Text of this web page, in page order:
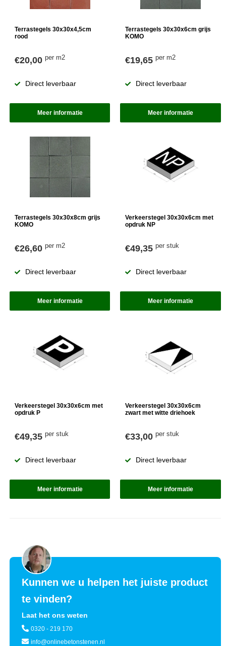
Terrastegels 30x30x4,5cm
rood
€20,00 per m2
Direct leverbaar
Meer informatie
Terrastegels 30x30x6cm grijs
KOMO
€19,65per m2
Direct leverbaar
Meer informatie
Terrastegels 30x30x8cm grijs
KOMO
€26,60 per m2
Direct leverbaar
Meer informatie
Verkeerstegel 30x30x6cm met
opdruk NP
€49,35per stuk
Direct leverbaar
Meer informatie
Verkeerstegel 30x30x6cm met
opdruk P
€49,35 per stuk
Direct leverbaar
Meer informatie
Verkeerstegel 30x30x6cm
zwart met witte driehoek
€33,00per stuk
Direct leverbaar
Meer informatie
Kunnen we u helpen het juiste product
te vinden?
Laat het ons weten
0320 - 219 170
info@onlinebetonstenen.nl